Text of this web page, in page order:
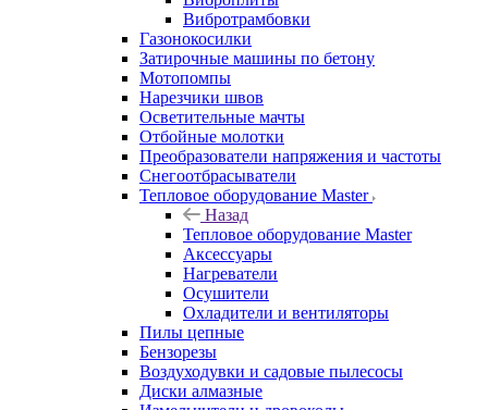
Вибротрамбовки
Газонокосилки
Затирочные машины по бетону
Мотопомпы
Нарезчики швов
Осветительные мачты
Отбойные молотки
Преобразователи напряжения и частоты
Снегоотбрасыватели
Тепловое оборудование Master
Назад
Тепловое оборудование Master
Аксессуары
Нагреватели
Осушители
Охладители и вентиляторы
Пилы цепные
Бензорезы
Воздуходувки и садовые пылесосы
Диски алмазные